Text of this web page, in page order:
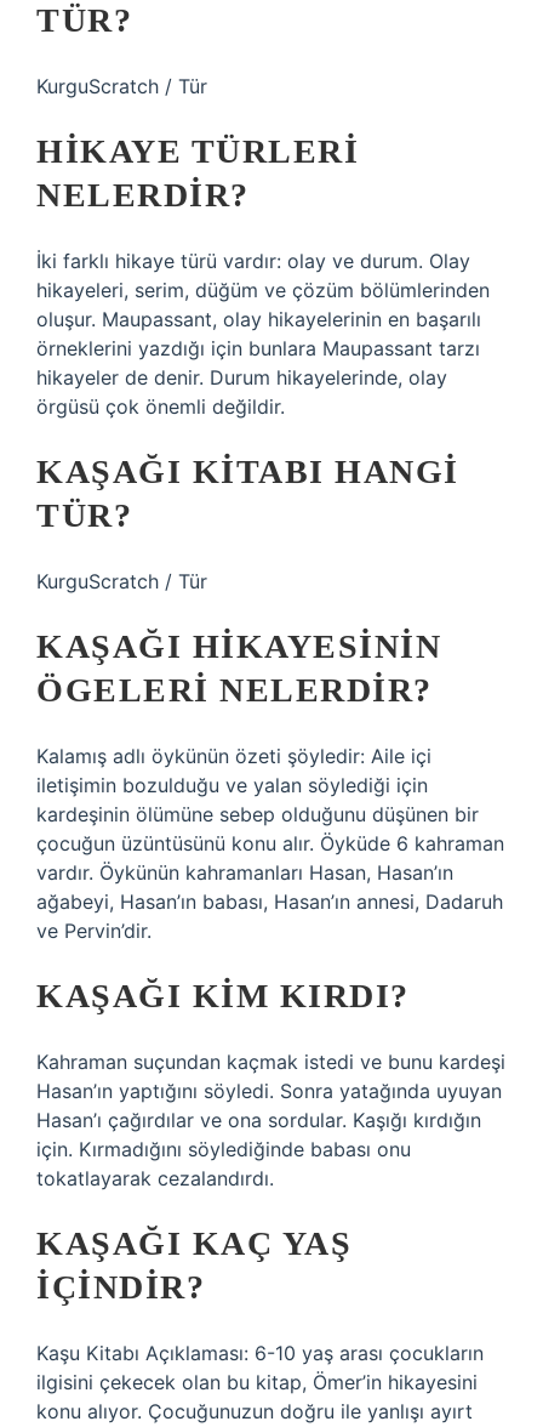
TÜR?
KurguScratch / Tür
HIKAYE TÜRLERI
NELERDIR?
İki farklı hikaye türü vardır: olay ve durum. Olay
hikayeleri, serim, düğüm ve çözüm bölümlerinden
oluşur. Maupassant, olay hikayelerinin en başarılı
örneklerini yazdığı için bunlara Maupassant tarzı
hikayeler de denir. Durum hikayelerinde, olay
örgüsü çok önemli değildir.
KAŞAĞI KITABI HANGI
TÜR?
KurguScratch / Tür
KAŞAĞI HIKAYESININ
ÖGELERI NELERDIR?
Kalamış adlı öykünün özeti şöyledir: Aile içi
iletişimin bozulduğu ve yalan söylediği için
kardeşinin ölümüne sebep olduğunu düşünen bir
çocuğun üzüntüsünü konu alır. Öyküde 6 kahraman
vardır. Öykünün kahramanları Hasan, Hasan’ın
ağabeyi, Hasan’ın babası, Hasan’ın annesi, Dadaruh
ve Pervin’dir.
KAŞAĞI KIM KIRDI?
Kahraman suçundan kaçmak istedi ve bunu kardeşi
Hasan’ın yaptığını söyledi. Sonra yatağında uyuyan
Hasan’ı çağırdılar ve ona sordular. Kaşığı kırdığın
için. Kırmadığını söylediğinde babası onu
tokatlayarak cezalandırdı.
KAŞAĞI KAÇ YAŞ
IÇINDIR?
Kaşu Kitabı Açıklaması: 6-10 yaş arası çocukların
ilgisini çekecek olan bu kitap, Ömer’in hikayesini
konu alıyor. Çocuğunuzun doğru ile yanlışı ayırt